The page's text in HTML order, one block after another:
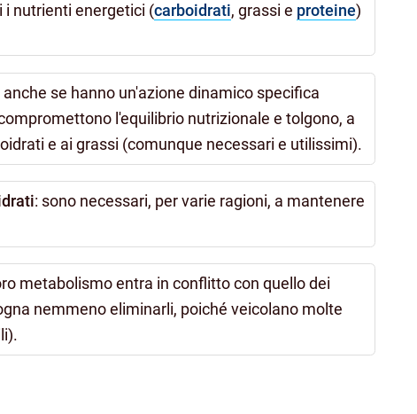
nutrienti energetici (carboidrati, grassi e proteine)
anche se hanno un'azione dinamico specifica
l'equilibrio nutrizionale e tolgono, a
e ai grassi (comunque necessari e utilissimi).
: sono necessari, per varie ragioni, a mantenere
metabolismo entra in conflitto con quello dei
nemmeno eliminarli, poiché veicolano molte